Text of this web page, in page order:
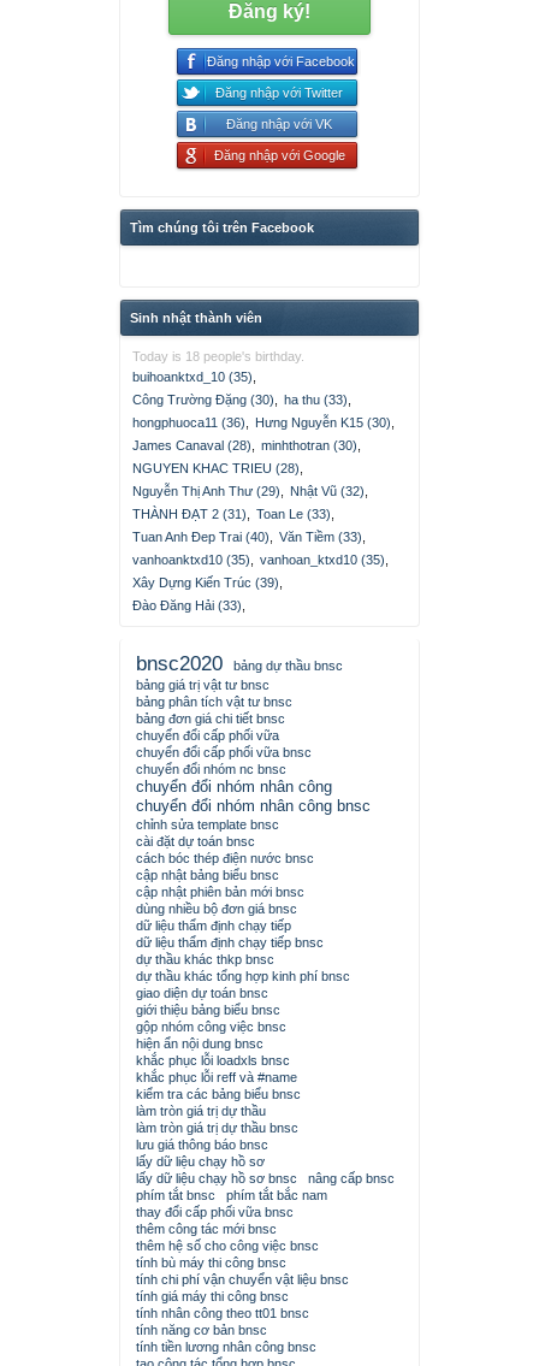
Đăng ký!
Đăng nhập với Facebook
Đăng nhập với Twitter
Đăng nhập với VK
Đăng nhập với Google
Tìm chúng tôi trên Facebook
Sinh nhật thành viên
Today is 18 people's birthday.
buihoanktxd_10 (35)
Công Trường Đặng (30)
ha thu (33)
hongphuoca11 (36)
Hưng Nguyễn K15 (30)
James Canaval (28)
minhthotran (30)
NGUYEN KHAC TRIEU (28)
Nguyễn Thị Anh Thư (29)
Nhật Vũ (32)
THÀNH ĐẠT 2 (31)
Toan Le (33)
Tuan Anh Đep Trai (40)
Văn Tiềm (33)
vanhoanktxd10 (35)
vanhoan_ktxd10 (35)
Xây Dựng Kiến Trúc (39)
Đào Đăng Hải (33)
bnsc2020
bảng dự thầu bnsc
bảng giá trị vật tư bnsc
bảng phân tích vật tư bnsc
bảng đơn giá chi tiết bnsc
chuyển đổi cấp phối vữa
chuyển đổi cấp phối vữa bnsc
chuyển đổi nhóm nc bnsc
chuyển đổi nhóm nhân công
chuyển đổi nhóm nhân công bnsc
chỉnh sửa template bnsc
cài đặt dự toán bnsc
cách bóc thép điện nước bnsc
cập nhật bảng biểu bnsc
cập nhật phiên bản mới bnsc
dùng nhiều bộ đơn giá bnsc
dữ liệu thẩm định chạy tiếp
dữ liệu thẩm định chạy tiếp bnsc
dự thầu khác thkp bnsc
dự thầu khác tổng hợp kinh phí bnsc
giao diện dự toán bnsc
giới thiệu bảng biểu bnsc
gộp nhóm công việc bnsc
hiện ẩn nội dung bnsc
khắc phục lỗi loadxls bnsc
khắc phục lỗi reff và #name
kiểm tra các bảng biểu bnsc
làm tròn giá trị dự thầu
làm tròn giá trị dự thầu bnsc
lưu giá thông báo bnsc
lấy dữ liệu chạy hồ sơ
lấy dữ liệu chạy hồ sơ bnsc
nâng cấp bnsc
phím tắt bnsc
phím tắt bắc nam
thay đổi cấp phối vữa bnsc
thêm công tác mới bnsc
thêm hệ số cho công việc bnsc
tính bù máy thi công bnsc
tính chi phí vận chuyển vật liệu bnsc
tính giá máy thi công bnsc
tính nhân công theo tt01 bnsc
tính năng cơ bản bnsc
tính tiền lương nhân công bnsc